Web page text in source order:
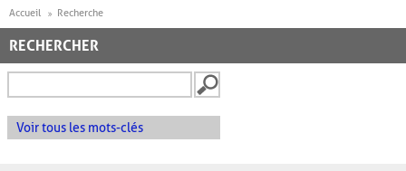
Accueil Recherche
RECHERCHER
Voir tous les mots-clés